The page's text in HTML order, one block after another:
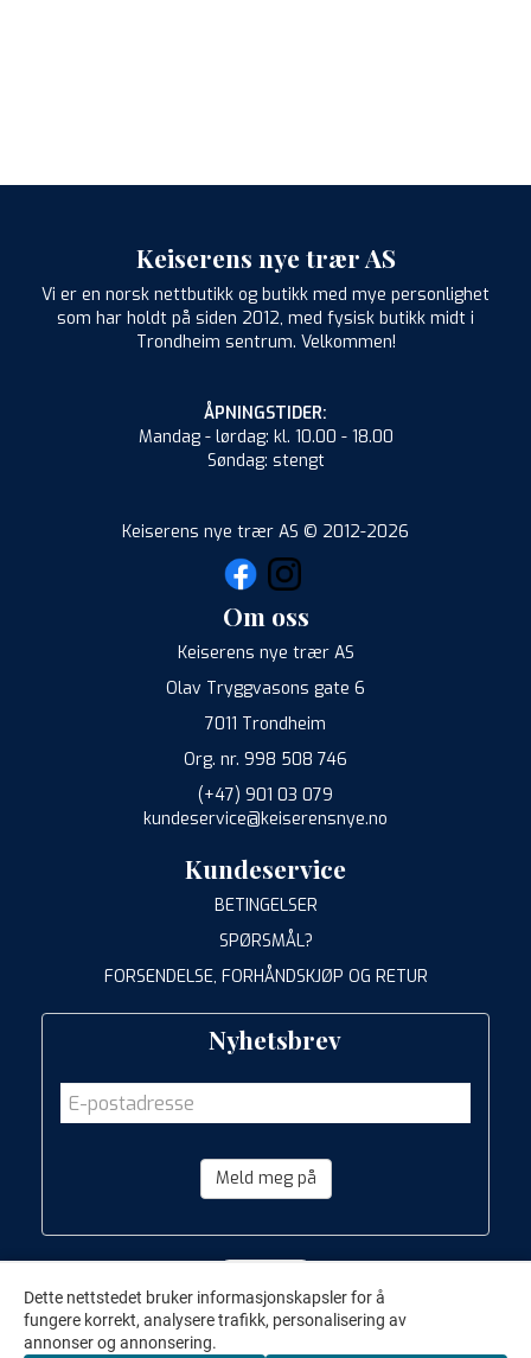
Keiserens nye trær AS
Vi er en norsk nettbutikk og butikk med mye personlighet
som har holdt på siden 2012, med fysisk butikk midt i
Trondheim sentrum. Velkommen!
ÅPNINGSTIDER:
Mandag - lørdag: kl. 10.00 - 18.00
Søndag: stengt
Keiserens nye trær AS © 2012-2026
Om oss
Keiserens nye trær AS
Olav Tryggvasons gate 6
7011 Trondheim
Org. nr. 998 508 746
(+47) 901 03 079
kundeservice@keiserensnye.no
Kundeservice
BETINGELSER
SPØRSMÅL?
FORSENDELSE, FORHÅNDSKJØP OG RETUR
Nyhetsbrev
Meld meg på
Dette nettstedet bruker informasjonskapsler for å
fungere korrekt, analysere trafikk, personalisering av
annonser og annonsering.